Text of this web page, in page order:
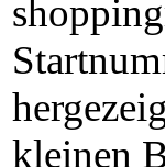
kleinen